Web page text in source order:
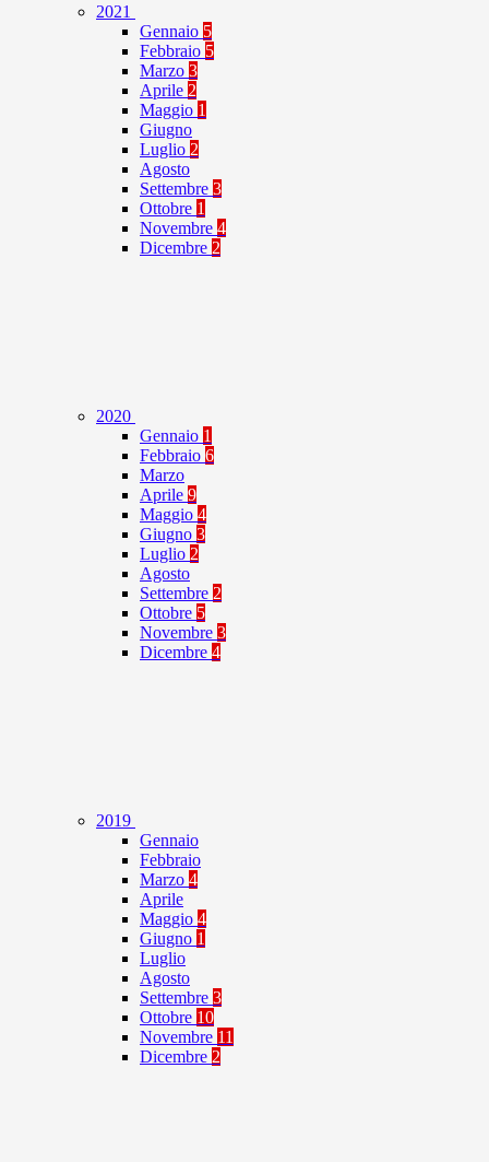
2021
Gennaio 5
Febbraio 5
Marzo 3
Aprile 2
Maggio 1
Giugno
Luglio 2
Agosto
Settembre 3
Ottobre 1
Novembre 4
Dicembre 2
2020
Gennaio 1
Febbraio 6
Marzo
Aprile 9
Maggio 4
Giugno 3
Luglio 2
Agosto
Settembre 2
Ottobre 5
Novembre 3
Dicembre 4
2019
Gennaio
Febbraio
Marzo 4
Aprile
Maggio 4
Giugno 1
Luglio
Agosto
Settembre 3
Ottobre 10
Novembre 11
Dicembre 2